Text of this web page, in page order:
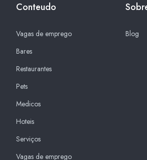
Conteudo
Vagas de emprego
Bares
Restaurantes
Pets
Medicos
Hoteis
Serviços
Vagas de emprego
Blog